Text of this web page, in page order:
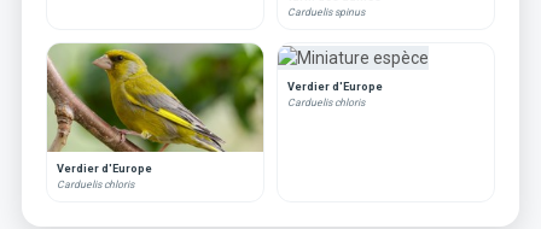
Carduelis spinus
Verdier d'Europe
Carduelis chloris
Verdier d'Europe
Carduelis chloris